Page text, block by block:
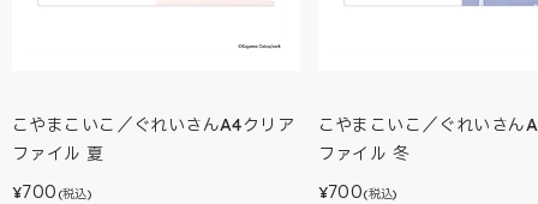
こやまこいこ／ぐれいさんA4クリア
ファイル 夏
¥700 (税込)
こやまこいこ／ぐれいさん
ファイル 冬
¥700(税込)